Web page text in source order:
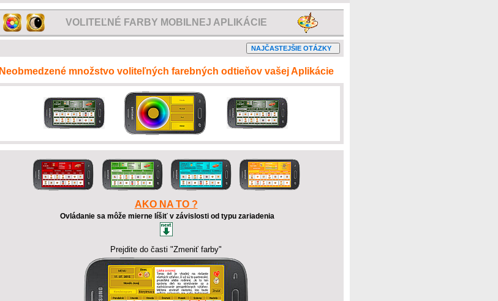
VOLITEĽNÉ FARBY MOBILNEJ APLIKÁCIE
Neobmedzené množstvo voliteľných farebných odtieňov vašej Aplikácie
AKO NA TO ?
Ovládanie sa môže mierne líšiť v závislosti od typu zariadenia
Prejdite do časti "Zmeniť farby"